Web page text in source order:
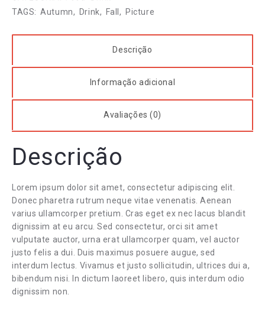
TAGS: Autumn, Drink, Fall, Picture
Descrição
Informação adicional
Avaliações (0)
Descrição
Lorem ipsum dolor sit amet, consectetur adipiscing elit.
Donec pharetra rutrum neque vitae venenatis. Aenean
varius ullamcorper pretium. Cras eget ex nec lacus blandit
dignissim at eu arcu. Sed consectetur, orci sit amet
vulputate auctor, urna erat ullamcorper quam, vel auctor
justo felis a dui. Duis maximus posuere augue, sed
interdum lectus. Vivamus et justo sollicitudin, ultrices dui a,
bibendum nisi. In dictum laoreet libero, quis interdum odio
dignissim non.